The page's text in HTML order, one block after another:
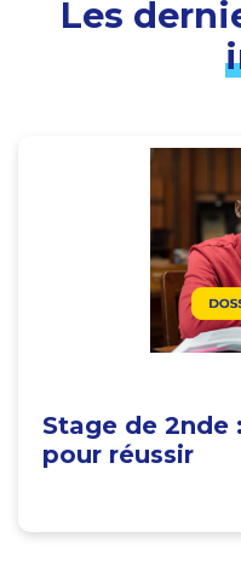
Les
Stage de
pour réussir